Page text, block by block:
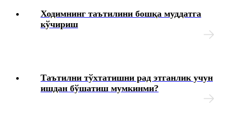
Меҳнат дафтарчаларига ўзгартиришлар киритиш ва
нотўғри ёзувларни тузатиш тўғрисидаги
маълумотлар базаси
Ходимнинг таътилини бошқа муддатга
кўчириш
Таътилни тўхтатишни рад этганлик учун
ишдан бўшатиш мумкинми?